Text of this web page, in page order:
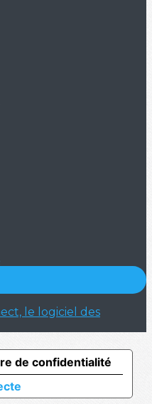
le logiciel des
de confidentialité